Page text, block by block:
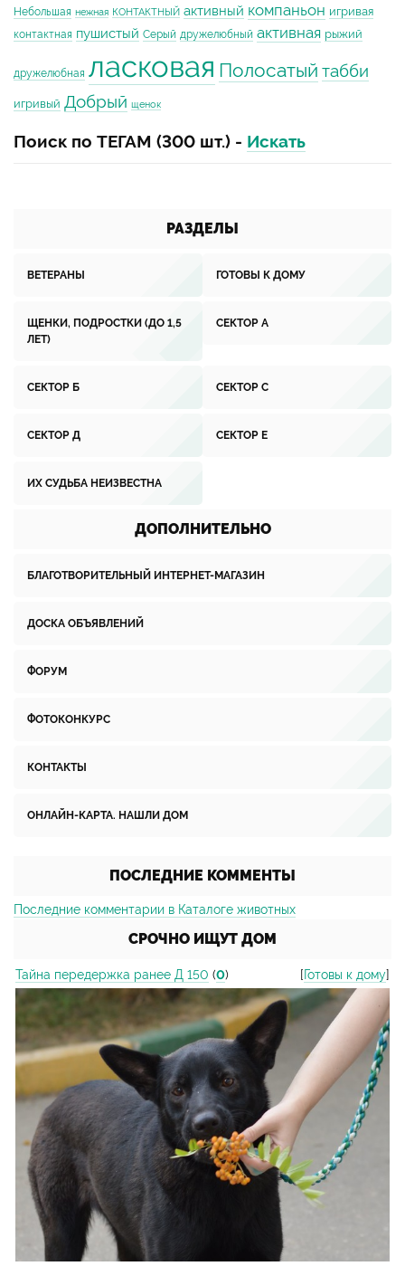
Небольшая нежная КОНТАКТНЫЙ активный компаньон игривая
контактная пушистый Серый дружелюбный активная рыжий
дружелюбная ласковая Полосатый табби
игривый Добрый щенок
Поиск по ТЕГАМ (300 шт.) - Искать
РАЗДЕЛЫ
ВЕТЕРАНЫ ГОТОВЫ К ДОМУ
ЩЕНКИ, ПОДРОСТКИ (ДО 1,5
ЛЕТ)
СЕКТОР А
СЕКТОР Б СЕКТОР С
СЕКТОР Д СЕКТОР Е
ИХ СУДЬБА НЕИЗВЕСТНА
ДОПОЛНИТЕЛЬНО
БЛАГОТВОРИТЕЛЬНЫЙ ИНТЕРНЕТ-МАГАЗИН
ДОСКА ОБЪЯВЛЕНИЙ
ФОРУМ
ФОТОКОНКУРС
КОНТАКТЫ
ОНЛАЙН-КАРТА. НАШЛИ ДОМ
ПОСЛЕДНИЕ КОММЕНТЫ
Последние комментарии в Каталоге животных
СРОЧНО ИЩУТ ДОМ
Тайна передержка ранее Д 150 (0) [Готовы к дому]